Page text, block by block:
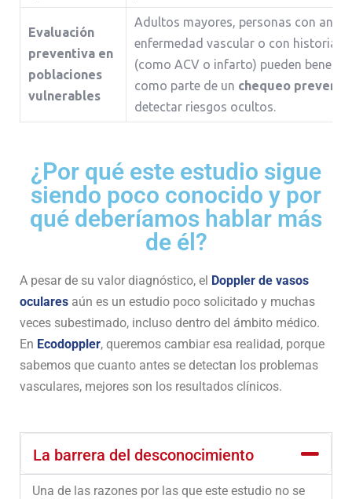
Evaluación
preventiva en
poblaciones
vulnerables
Adultos mayores, personas con
enfermedad vascular o con historial
(como ACV o infarto) pueden
como parte de un chequeo
detectar riesgos ocultos.
¿Por qué este estudio sigue
siendo poco conocido y por
qué deberíamos hablar más
de él?
A pesar de su valor diagnóstico, el Doppler de vasos
oculares aún es un estudio poco solicitado y muchas
veces subestimado, incluso dentro del ámbito médico.
En Ecodoppler, queremos cambiar esa realidad, porque
sabemos que cuanto antes se detectan los problemas
vasculares, mejores son los resultados clínicos.
La barrera del desconocimiento
Una de las razones por las que este estudio no se